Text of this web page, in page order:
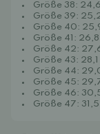
Größe 38:
Größe 39:
Größe 40:
Größe 41: 26,8
Größe 42:
Größe 43: 28,1
Größe 44:
Größe 45:
Größe 46:
Größe 47: 31,5